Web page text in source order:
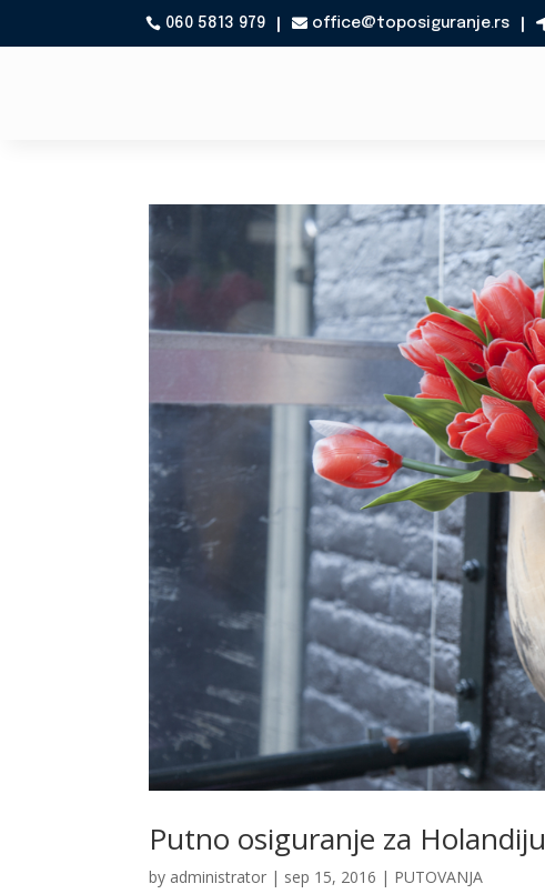
060 5813 979  office@toposiguranje.rs
Putno osiguranje za Holandiju
by administrator | sep 15, 2016 | PUTOVANJA